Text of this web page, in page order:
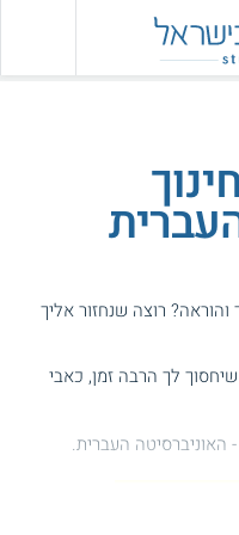
והוראה? רוצה שנחזור אליך
שיחסוך לך הרבה זמן, כאבי
האוניברסיטה העברית.